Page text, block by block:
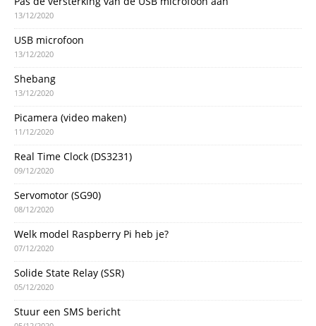
13/12/2020
USB microfoon
13/12/2020
Shebang
13/12/2020
Picamera (video maken)
11/12/2020
Real Time Clock (DS3231)
09/12/2020
Servomotor (SG90)
08/12/2020
Welk model Raspberry Pi heb je?
07/12/2020
Solide State Relay (SSR)
05/12/2020
Stuur een SMS bericht